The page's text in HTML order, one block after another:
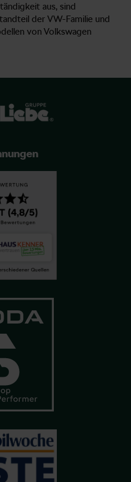
aus, sind
der VW-Familie und
von Volkswagen